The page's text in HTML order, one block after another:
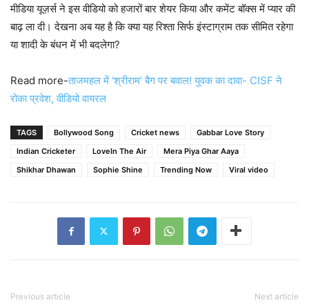
मीडिया यूज़र्स ने इस वीडियो को हजारों बार शेयर किया और कमेंट बॉक्स में प्यार की
बाढ़ ला दी। देखना अब यह है कि क्या यह रिश्ता सिर्फ इंस्टाग्राम तक सीमित रहेगा
या शादी के बंधन में भी बदलेगा?
Read more-ताजमहल में ‘श्रीराम’ बैग पर बवाल! युवक का दावा- CISF ने
रोका प्रवेश, वीडियो वायरल
TAGS Bollywood Song Cricket news
Gabbar Love Story
Indian Cricketer
LoveIn The Air
Mera Piya Ghar Aaya
Shikhar Dhawan
Sophie Shine Trending Now Viral video
Previous article Next article